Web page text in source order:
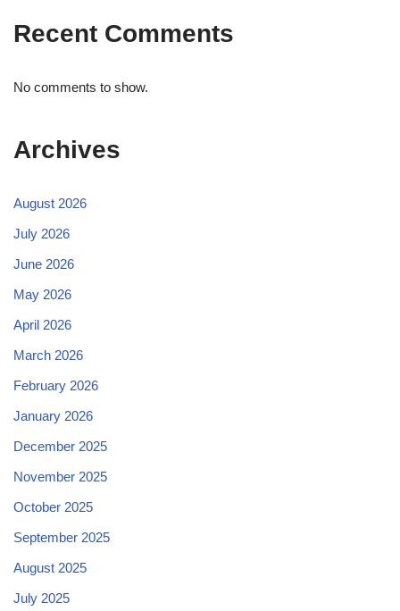
Recent Comments
No comments to show.
Archives
August 2026
July 2026
June 2026
May 2026
April 2026
March 2026
February 2026
January 2026
December 2025
November 2025
October 2025
September 2025
August 2025
July 2025